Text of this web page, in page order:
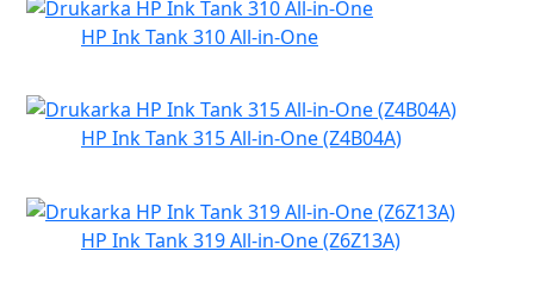
HP Ink Tank 310 All-in-One
HP Ink Tank 315 All-in-One (Z4B04A)
HP Ink Tank 319 All-in-One (Z6Z13A)